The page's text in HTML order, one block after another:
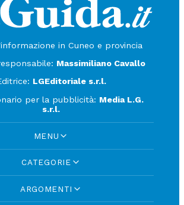
in Cuneo e provincia
Massimiliano Cavallo
LGEditoriale s.r.l.
per la pubblicità: Media L.G.
s.r.l.
MENU
CATEGORIE
ARGOMENTI